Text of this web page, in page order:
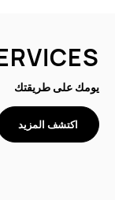
يومك على طريقتك
اكتشف المزيد